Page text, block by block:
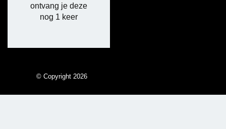
ontvang je deze
nog 1 keer
© Copyright 2026